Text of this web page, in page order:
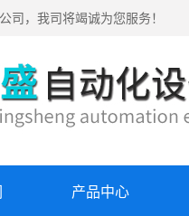
司，我司将竭诚为您服务！
产品中心